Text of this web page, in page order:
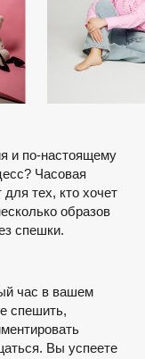
и по-настоящему
Часовая
тех, кто хочет
образов
спешки.
час в вашем
спешить,
Вы успеете